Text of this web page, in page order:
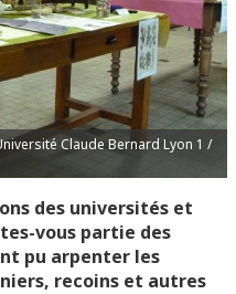
Claude Bernard Lyon 1 /
des universités et
vous partie des
pu arpenter les
recoins et autres